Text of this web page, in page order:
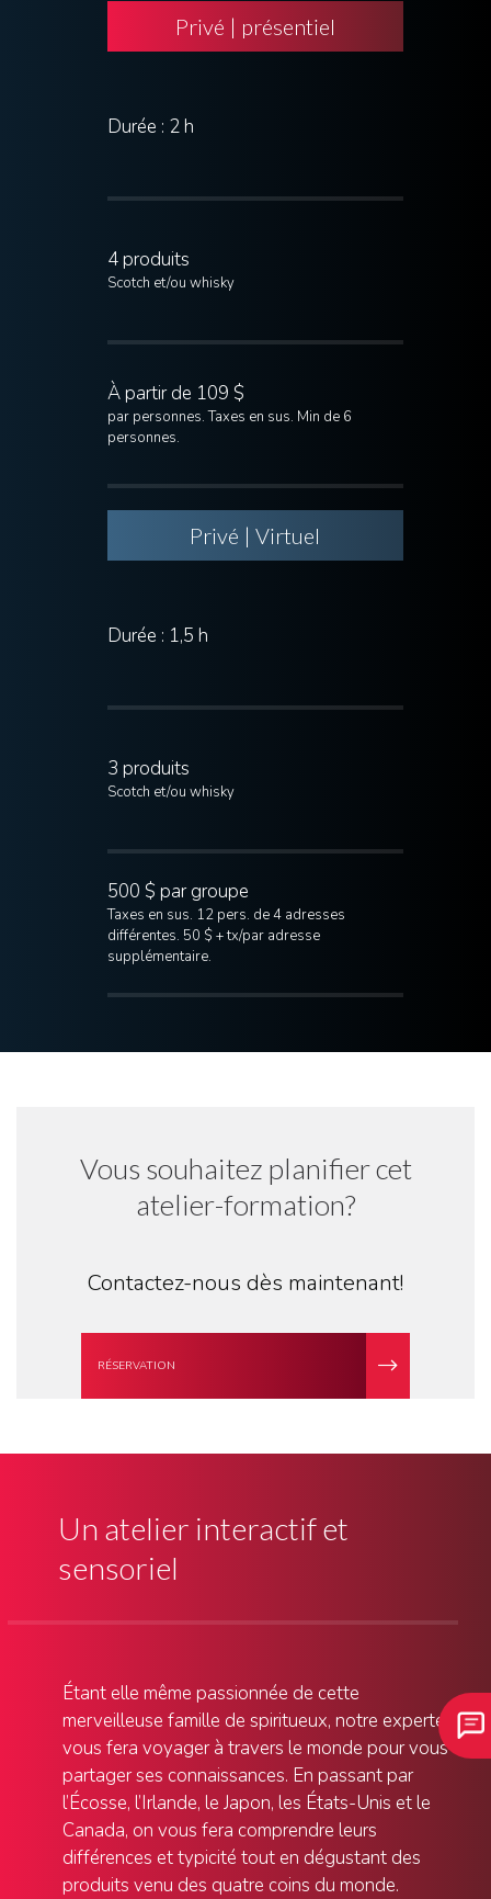
Privé | présentiel
Durée : 2 h
4 produits
Scotch et/ou whisky
À partir de 109 $
par personnes. Taxes en sus. Min de 6
personnes.
Privé | Virtuel
Durée : 1,5 h
3 produits
Scotch et/ou whisky
500 $ par groupe
Taxes en sus. 12 pers. de 4 adresses
différentes. 50 $ + tx/par adresse
supplémentaire.
Vous souhaitez planifier cet
atelier-formation?
Contactez-nous dès maintenant!
RÉSERVATION
Un atelier interactif et
sensoriel
Étant elle même passionnée de cette
merveilleuse famille de spiritueux, notre experte
vous fera voyager à travers le monde pour vous
partager ses connaissances. En passant par
l’Écosse, l’Irlande, le Japon, les États-Unis et le
Canada, on vous fera comprendre leurs
différences et typicité tout en dégustant des
produits venu des quatre coins du monde.